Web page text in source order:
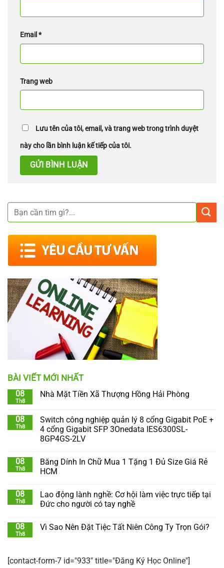
BÀI VIẾT MỚI NHẤT
08
Th8
Nhà Mặt Tiền Xã Thượng Hồng Hải Phòng
08
Th8
Switch công nghiệp quản lý 8 cổng Gigabit PoE +
4 cổng Gigabit SFP 3Onedata IES6300SL-
8GP4GS-2LV
08
Th8
Băng Dính In Chữ Mua 1 Tặng 1 Đủ Size Giá Rẻ
HCM
08
Th8
Lao động lành nghề: Cơ hội làm việc trực tiếp tại
Đức cho người có tay nghề
08
Th8
Vì Sao Nên Đặt Tiệc Tất Niên Công Ty Trọn Gói?
[contact-form-7 id="933" title="Đăng Ký Học Online"]
Email *
Trang web
Lưu tên của tôi, email, và trang web trong trình duyệt
này cho lần bình luận kế tiếp của tôi.